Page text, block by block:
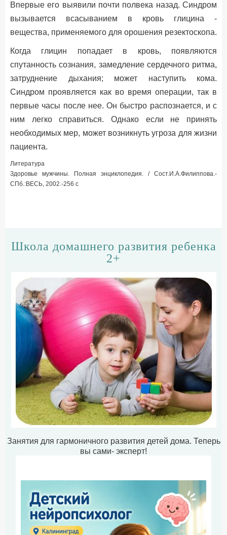
Впервые его выявили почти полвека назад. Синдром
вызывается всасыванием в кровь глицина -
вещества, применяемого для орошения резектоскопа.
Когда глицин попадает в кровь, появляются
спутанность сознания, замедление сердечного ритма,
затруднение дыхания; может наступить кома.
Синдром проявляется как во время операции, так в
первые часы после нее. Он быстро распознается, и с
ним легко справиться. Однако если не принять
необходимых мер, может возникнуть угроза для жизни
пациента.
Литература
Здоровье мужчины. Полная энциклопедия. / Сост.И.А.Филиппова.-
СПб.:ВЕСЬ, 2002.-256 c
Школа домашнего развития ребенка
2+
Занятия для гармоничного развития детей дома. Теперь
вы сами- эксперт!